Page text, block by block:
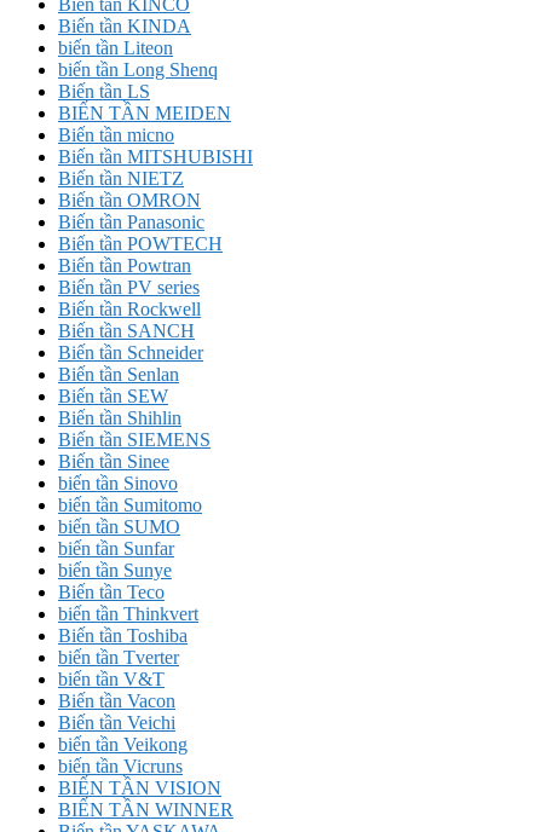
Biến tần KINDA
biến tần Liteon
biến tần Long Shenq
Biến tần LS
BIẾN TẦN MEIDEN
Biến tần micno
Biến tần MITSHUBISHI
Biến tần NIETZ
Biến tần OMRON
Biến tần Panasonic
Biến tần POWTECH
Biến tần Powtran
Biến tần PV series
Biến tần Rockwell
Biến tần SANCH
Biến tần Schneider
Biến tần Senlan
Biến tần SEW
Biến tần Shihlin
Biến tần SIEMENS
Biến tần Sinee
biến tần Sinovo
biến tần Sumitomo
biến tần SUMO
biến tần Sunfar
biến tần Sunye
Biến tần Teco
biến tần Thinkvert
Biến tần Toshiba
biến tần Tverter
biến tần V&T
Biến tần Vacon
Biến tần Veichi
biến tần Veikong
biến tần Vicruns
BIẾN TẦN VISION
BIẾN TẦN WINNER